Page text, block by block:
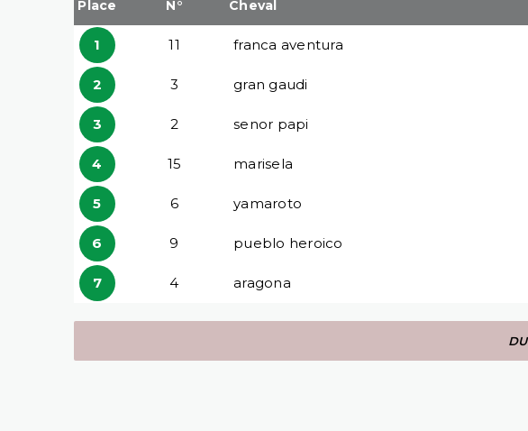
Place N° Cheval
1 11 franca aventura
2 3 gran gaudi
3 2 senor papi
4 15 marisela
5 6 yamaroto
6 9 pueblo heroico
7 4 aragona